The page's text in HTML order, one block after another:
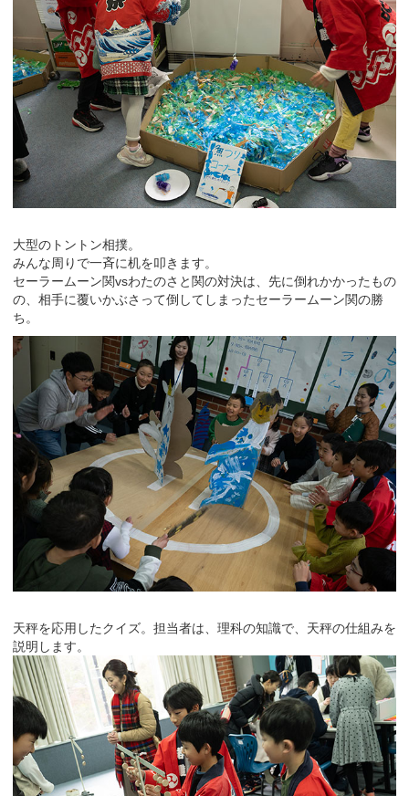
大型のトントン相撲。
みんな周りで一斉に机を叩きます。
セーラームーン関vsわたのさと関の対決は、先に倒れかかったもの
の、相手に覆いかぶさって倒してしまったセーラームーン関の勝
ち。
天秤を応用したクイズ。担当者は、理科の知識で、天秤の仕組みを
説明します。